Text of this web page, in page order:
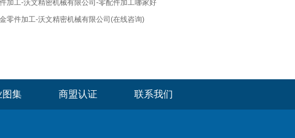
加工-沃文精密机械有限公司-零配件加工哪家好
零件加工-沃文精密机械有限公司(在线咨询)
图集 商盟认证 联系我们